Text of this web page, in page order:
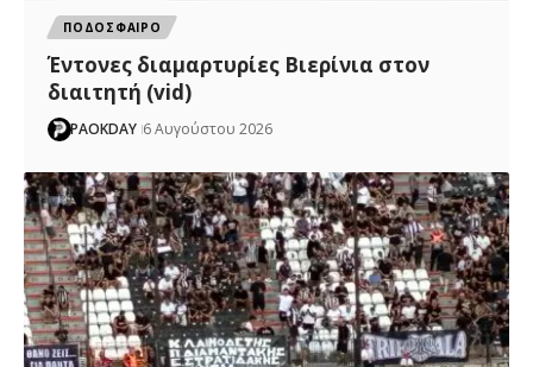
ΠΟΔΟΣΦΑΙΡΟ
Έντονες διαμαρτυρίες Βιερίνια στον
διαιτητή (vid)
PAOKDAY 6 Αυγούστου 2026